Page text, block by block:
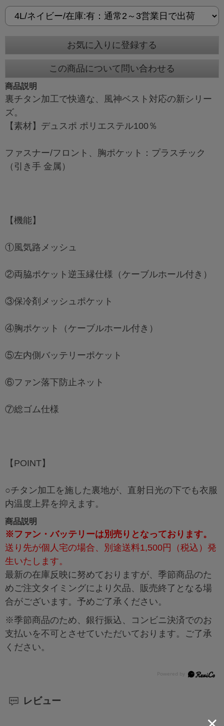
お気に入りに登録する
この商品について問い合わせる
商品説明
裏チタン加工で快適な、風神ベスト対応の新シリー
ズ。
【素材】デュスポ ポリエステル100％
ファスナー/フロント、胸ポケット：プラスチック
（引き手 金属）
【機能】
①風気路メッシュ
②両脇ポケット逆玉縁仕様（ケーブルホール付き）
③保冷剤メッシュポケット
④胸ポケット（ケーブルホール付き）
⑤左内側バッテリーポケット
⑥ファン落下防止ネット
⑦総ゴム仕様
【POINT】
○チタン加工を施した裏地が、直射日光の下でも衣服
内温度上昇を抑えます。
商品説明
※ファン・バッテリーは別売りとなっております。
送り先が個人宅の場合、別途送料1,500円（税込）発
生いたします。
最新の在庫反映に努めておりますが、季節商品のた
めご注文タイミングにより欠品、販売終了となる場
合がございます。予めご了承ください。
※季節商品のため、銀行振込、コンビニ決済でのお
支払いを不可とさせていただいております。ご了承
ください。
レビュー